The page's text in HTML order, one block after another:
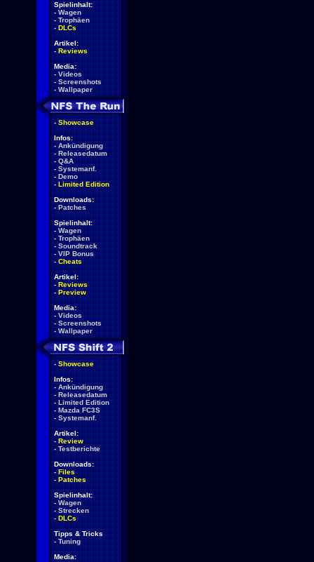
Spielinhalt:
- Wagen
- Trophäen
- DLCs
Artikel:
- Reviews
Media:
- Videos
- Screenshots
- Wallpaper
- Showcase
Infos:
- Ankündigung
- Releasedatum
- Q&A
- Systemanf.
- Demo
- Limited Edition
Downloads:
- Patches
Spielinhalt:
- Wagen
- Trophäen
- Soundtrack
- VIP Bonus
- Cheats
Artikel:
- Reviews
- Preview
Media:
- Videos
- Screenshots
- Wallpaper
- Showcase
Infos:
- Ankündigung
- Releasedatum
- Limited Edition
- Mazda FC3S
- Systemanf.
Artikel:
- Review
- Testberichte
Downloads:
- Files
- Patches
Spielinhalt:
- Wagen
- Strecken
- DLCs
Tipps & Tricks
- Tuning
Media: